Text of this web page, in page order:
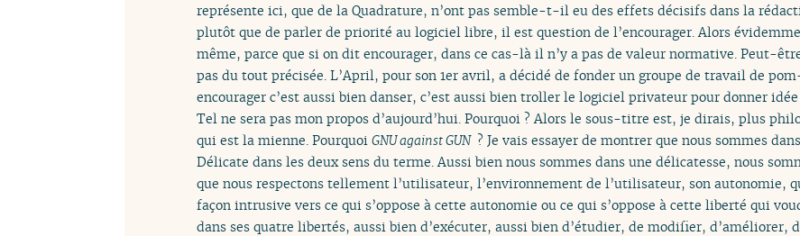
représente ici, que de la Quadrature, n’ont pas semble-t-il eu des effets décisifs dans la
plutôt que de parler de priorité au logiciel libre, il est question de l’encourager. Alors
même, parce que si on dit encourager, dans ce cas-là il n’y a pas de valeur normative. Peut-
pas du tout précisée. L’April, pour son 1er avril, a décidé de fonder un groupe de travail de
encourager c’est aussi bien danser, c’est aussi bien troller le logiciel privateur pour donner idée
Tel ne sera pas mon propos d’aujourd’hui. Pourquoi ? Alors le sous-titre est, je dirais, plus
qui est la mienne. Pourquoi GNU against GUN ? Je vais essayer de montrer que nous sommes
Délicate dans les deux sens du terme. Aussi bien nous sommes dans une délicatesse, nous
que nous respectons tellement l’utilisateur, l’environnement de l’utilisateur, son autonomie,
façon intrusive vers ce qui s’oppose à cette autonomie ou ce qui s’oppose à cette liberté qui
dans ses quatre libertés, aussi bien d’exécuter, aussi bien d’étudier, de modifier, d’améliorer,